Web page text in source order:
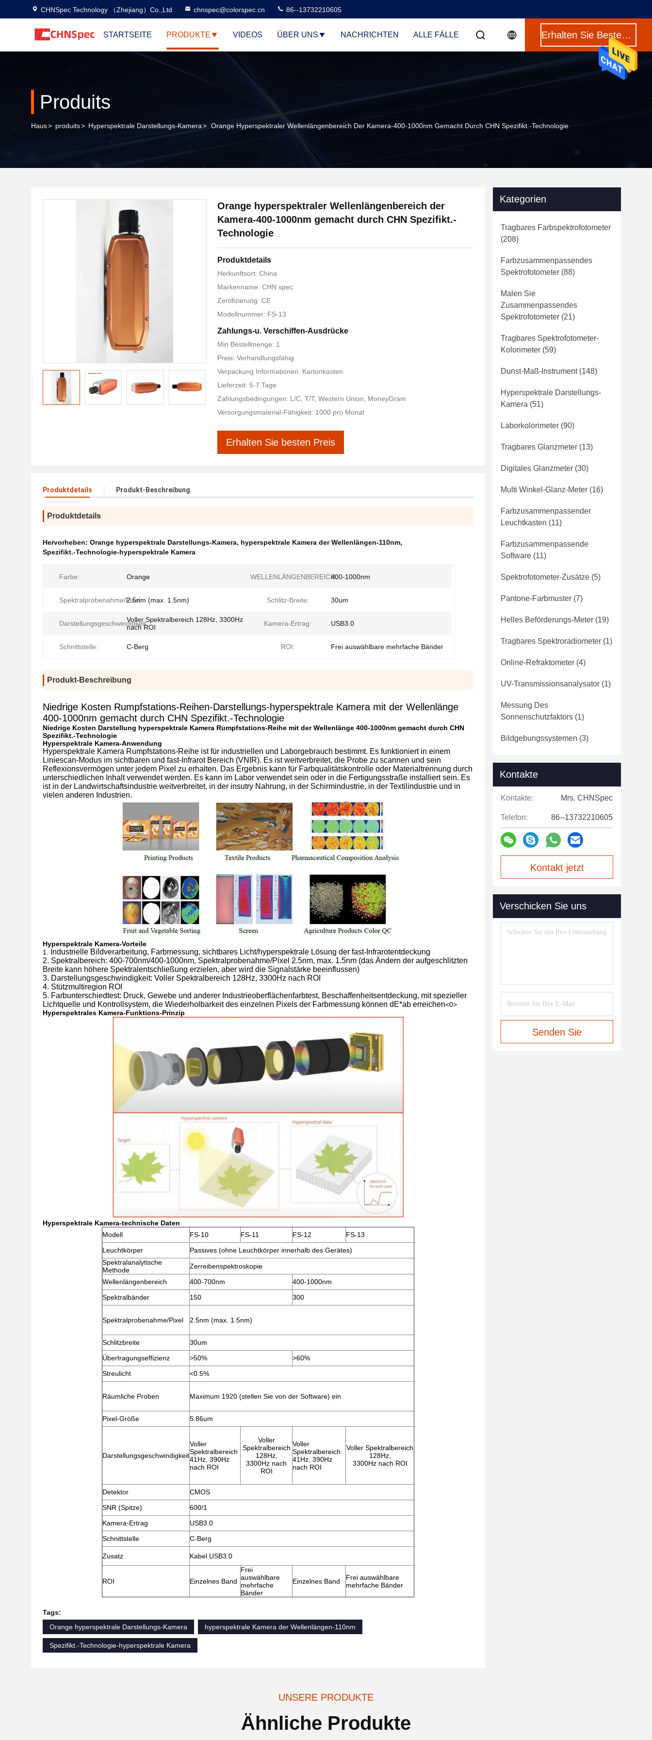
CHNSpec Technology （Zhejiang）Co.,Ltd chnspec@colorspec.cn 86--13732210605
STARTSEITE PRODUKTE VIDEOS ÜBER UNS NACHRICHTEN ALLE FÄLLE Erhalten Sie Besten Preis
Produits
Haus> produits> Hyperspektrale Darstellungs-Kamera> Orange Hyperspektraler Wellenlängenbereich Der Kamera-400-1000nm Gemacht Durch CHN Spezifikt.-Technologie
Orange hyperspektraler Wellenlängenbereich der
Kamera-400-1000nm gemacht durch CHN Spezifikt.-
Technologie
Produktdetails
Herkunftsort: China
Markenname: CHN spec
Zertifizierung: CE
Modellnummer: FS-13
Zahlungs-u. Verschiffen-Ausdrücke
Min Bestellmenge: 1
Preis: Verhandlungsfähig
Verpackung Informationen: Kartonkasten
Lieferzeit: 5-7 Tage
Zahlungsbedingungen: L/C, T/T, Western Union, MoneyGram
Versorgungsmaterial-Fähigkeit: 1000 pro Monat
Erhalten Sie besten Preis
Produktdetails Produkt-Beschreibung
Produktdetails
Hervorheben: Orange hyperspektrale Darstellungs-Kamera, hyperspektrale Kamera der Wellenlängen-110nm,
Spezifikt.-Technologie-hyperspektrale Kamera
Farbe: Orange WELLENLÄNGENBEREICH:400-1000nm
Spektralprobenahme/Pixel:2.5nm (max. 1.5nm) Schlitz-Breite: 30um
Darstellungsgeschwindigkeit:Voller Spektralbereich 128Hz, 3300Hz
nach ROI
Kamera-Ertrag: USB3.0
Schnittstelle: C-Berg ROI: Frei auswählbare mehrfache Bänder
Produkt-Beschreibung
Niedrige Kosten Rumpfstations-Reihen-Darstellungs-hyperspektrale Kamera mit der Wellenlänge
400-1000nm gemacht durch CHN Spezifikt.-Technologie
Niedrige Kosten Darstellung hyperspektrale Kamera Rumpfstations-Reihe mit der Wellenlänge 400-1000nm gemacht durch CHN
Spezifikt.-Technologie
Hyperspektrale Kamera-Anwendung
Hyperspektrale Kamera Rumpfstations-Reihe ist für industriellen und Laborgebrauch bestimmt. Es funktioniert in einem
Liniescan-Modus im sichtbaren und fast-Infrarot Bereich (VNIR). Es ist weitverbreitet, die Probe zu scannen und sein
Reflexionsvermögen unter jedem Pixel zu erhalten. Das Ergebnis kann für Farbqualitätskontrolle oder Materialtrennung durch
unterschiedlichen Inhalt verwendet werden. Es kann im Labor verwendet sein oder in die Fertigungsstraße installiert sein. Es
ist in der Landwirtschaftsindustrie weitverbreitet, in der insutry Nahrung, in der Schirmindustrie, in der Textilindustrie und in
vielen anderen Industrien.
Hyperspektrale Kamera-Vorteile
1.
Industrielle Bildverarbeitung, Farbmessung, sichtbares Licht/hyperspektrale Lösung der fast-Infrarotentdeckung
2. Spektralbereich: 400-700nm/400-1000nm, Spektralprobenahme/Pixel 2.5nm, max. 1.5nm (das Ändern der aufgeschlitzten
Breite kann höhere Spektralentschließung erzielen, aber wird die Signalstärke beeinflussen)
3. Darstellungsgeschwindigkeit: Voller Spektralbereich 128Hz, 3300Hz nach ROI
4. Stützmultiregion ROI
5. Farbunterschiedtest: Druck, Gewebe und anderer Industrieoberflächenfarbtest, Beschaffenheitsentdeckung, mit spezieller
Lichtquelle und Kontrollsystem, die Wiederholbarkeit des einzelnen Pixels der Farbmessung können dE*ab erreichen<0>
Hyperspektrales Kamera-Funktions-Prinzip
Hyperspektrale Kamera-technische Daten
Modell
FS-10 FS-11 FS-12
FS-13
Leuchtkörper
Passives (ohne Leuchtkörper innerhalb des Gerätes)
Spektralanalytische
Methode
Zerreibenspektroskopie
Wellenlängenbereich
400-700nm
400-1000nm
Spektralbänder
150 300
Spektralprobenahme/Pixel 2.5nm (max. 1.5nm)
Schlitzbreite
30um
Übertragungseffizienz
>50%
>60%
Streulicht
<0.5%
Räumliche Proben Maximum 1920 (stellen Sie von der Software) ein
Pixel-Größe 5.86um
Darstellungsgeschwindigkeit
Voller
Spektralbereich
41Hz, 390Hz
nach ROI
Voller
Spektralbereich
128Hz,
3300Hz nach
ROI
Voller
Spektralbereich
41Hz, 390Hz
nach ROI
Voller Spektralbereich
128Hz,
3300Hz nach ROI
Detektor
CMOS
SNR (Spitze)
600/1
Kamera-Ertrag
USB3.0
Schnittstelle
C-Berg
Zusatz Kabel USB3.0
ROI Einzelnes Band
Frei
auswählbare
mehrfache
Bänder
Einzelnes Band
Frei auswählbare
mehrfache Bänder
Tags:
Orange hyperspektrale Darstellungs-Kamera
hyperspektrale Kamera der Wellenlängen-110nm
Spezifikt.-Technologie-hyperspektrale Kamera
Kategorien
Tragbares Farbspektrofotometer
(208)
Farbzusammenpassendes
Spektrofotometer (88)
Malen Sie
Zusammenpassendes
Spektrofotometer (21)
Tragbares Spektrofotometer-
Kolorimeter (59)
Dunst-Maß-Instrument(148)
Hyperspektrale Darstellungs-
Kamera (51)
Laborkolorimeter (90)
Tragbares Glanzmeter (13)
Digitales Glanzmeter (30)
Multi Winkel-Glanz-Meter (16)
Farbzusammenpassender
Leuchtkasten (11)
Farbzusammenpassende
Software (11)
Spektrofotometer-Zusätze (5)
Pantone-Farbmuster (7)
Helles Beförderungs-Meter (19)
Tragbares Spektroradiometer (1)
Online-Refraktometer (4)
UV-Transmissionsanalysator (1)
Messung Des
Sonnenschutzfaktors (1)
Bildgebungssystemen (3)
Kontakte
Kontakte: Mrs. CHNSpec
Telefon: 86--13732210605
Kontakt jetzt
Verschicken Sie uns
Senden Sie
UNSERE PRODUKTE
Ähnliche Produkte